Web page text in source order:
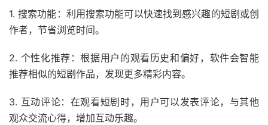
1. 搜索功能：利用搜索功能可以快速找到感兴趣的短剧或创
作者，节省浏览时间。
2. 个性化推荐：根据用户的观看历史和偏好，软件会智能
推荐相似的短剧作品，发现更多精彩内容。
3. 互动评论：在观看短剧时，用户可以发表评论，与其他
观众交流心得，增加互动乐趣。